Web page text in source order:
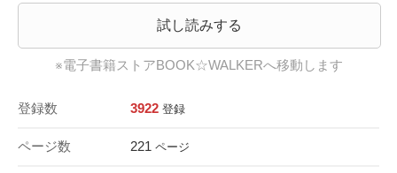
試し読みする
※電子書籍ストアBOOK☆WALKERへ移動します
登録数 3922 登録
ページ数 221 ページ